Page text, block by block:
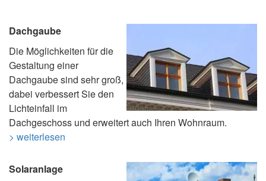
Dachgaube
Die Möglichkeiten für die
Gestaltung einer
Dachgaube sind sehr groß,
dabei verbessert Sie den
Lichteinfall im
Dachgeschoss und erweitert auch Ihren Wohnraum.
> weiterlesen
Solaranlage